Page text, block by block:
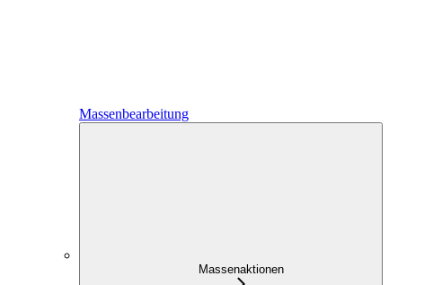
Massenbearbeitung
Massenaktionen